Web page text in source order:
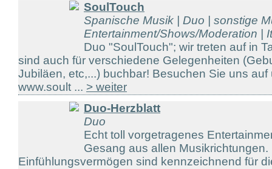
SoulTouch
Spanische Musik | Duo | sonstige
Entertainment/Shows/Moderation |
Duo "SoulTouch"; wir treten auf in
sind auch für verschiedene Gelegenheiten
Jubiläen, etc,...) buchbar! Besuchen Sie uns
www.soult ... > weiter
Duo-Herzblatt
Duo
Echt toll vorgetragenes
Gesang aus allen Musikrichtungen.
Einfühlungsvermögen sind kennzeichnend für